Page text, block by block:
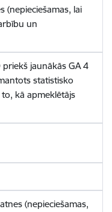
(nepieciešamas, lai
un
jaunākās GA 4
statistisko
kā apmeklētājs
(nepieciešamas,